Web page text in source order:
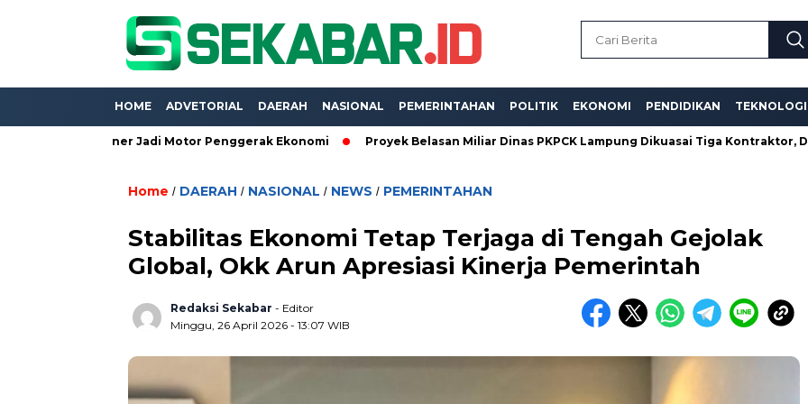
HOME ADVETORIAL DAERAH NASIONAL PEMERINTAHAN POLITIK EKONOMI PENDIDIKAN TEKNOLOGI
Kuliner Jadi Motor Penggerak Ekonomi Proyek Belasan Miliar Dinas PKPCK Lampung Dikuasai Tiga Kontraktor, Dugaan
Home / DAERAH / NASIONAL / NEWS / PEMERINTAHAN
Stabilitas Ekonomi Tetap Terjaga di Tengah Gejolak
Global, Okk Arun Apresiasi Kinerja Pemerintah
Redaksi Sekabar - Editor
Minggu, 26 April 2026 - 13:07 WIB